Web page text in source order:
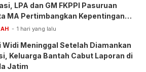
LPA dan GM FKPPI Pasuruan
MA Pertimbangkan Kepentingan
1 hari yang lalu
Widi Meninggal Setelah Diamankan
Keluarga Bantah Cabut Laporan di
Jatim